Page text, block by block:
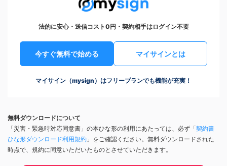
法的に安心・送信コスト0円・契約相手はログイン不要
今すぐ無料で始める マイサインとは
マイサイン（mysign）はフリープランでも機能が充実！
無料ダウンロードについて
「災害・緊急時対応同意書」の本ひな形の利用にあたっては、必ず「契約書
ひな形ダウンロード利用規約 」をご確認ください。無料ダウンロードされた
時点で、規約に同意いただいたものとさせていただきます。